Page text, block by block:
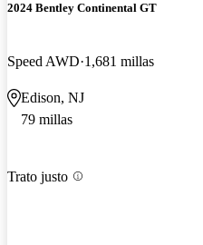
2024 Bentley Continental GT
Speed AWD 1,681 millas
Edison, NJ
79 millas
Trato justo